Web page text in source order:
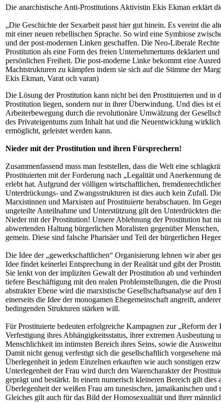
Die anarchistische Anti-Prostitutions Aktivistin Ekis Ekman erklärt
„Die Geschichte der Sexarbeit passt hier gut hinein. Es vereint die
mit einer neuen rebellischen Sprache. So wird eine Symbiose
und der post-modernen Linken geschaffen. Die Neo-Liberale
Prostitution als eine Form des freien Unternehmertums deklariert
persönlichen Freiheit. Die post-moderne Linke bekommt eine
Machtstrukturen zu kämpfen indem sie sich auf die Stimme der
Ekis Ekman, Varat och varan)
Die Lösung der Prostitution kann nicht bei den Prostituierten und in
Prostitution liegen, sondern nur in ihrer Überwindung. Und dies ist
Arbeiterbewegung durch die revolutionäre Umwälzung der
des Privateigentums zum Inhalt hat und die Neuentwicklung
ermöglicht, geleistet werden kann.
Nieder mit der Prostitution und ihren Fürsprechern!
Zusammenfassend muss man feststellen, dass die Welt eine
Prostituierten mit der Forderung nach „Legalität und Anerkennung
erlebt hat. Aufgrund der völligen wirtschaftlichen,
Unterdrückungs- und Zwangsstrukturen ist dies auch kein Zufall.
Marxistinnen und Marxisten auf Prostituierte herabschauen. Im
ungeteilte Anteilnahme und Unterstützung gilt den Unterdrückten
Nieder mit der Prostitution! Unsere Ablehnung der Prostitution hat
abwertenden Haltung bürgerlichen Moralisten gegenüber
gemein. Diese sind falsche Pharisäer und Teil der bürgerlichen
Die Idee der „gewerkschaftlichen“ Organisierung lehnen wir aber
Idee findet keinerlei Entsprechung in der Realität und gibt der
Sie lenkt von der impliziten Gewalt der Prostitution ab und
tiefere Beschäftigung mit den realen Problemstellungen, die die
abstrakter Ebene wird die marxistische Gesellschaftsanalyse auf
einerseits die Idee der monogamen Ehegemeinschaft angreift,
bedingenden Strukturen stärken will.
Für Prostituierte bedeuten erfolgreiche Kampagnen zur „Reform der
Verfestigung ihres Abhängigkeitsstatus, ihrer extremen Ausbeutung
Menschlichkeit im intimsten Bereich ihres Seins, sowie die
Damit nicht genug verfestigt sich die gesellschaftlich vorgesehene
Überlegenheit in jedem Einzelnen erkauften wie auch sonstigen
Unterlegenheit der Frau wird durch den Warencharakter der
geprägt und bestärkt. In einem numerisch kleineren Bereich gilt dies
Überlegenheit der weißen Frau am tunesischen, jamaikanischen und
Gleiches gilt auch für das Bild der Homosexualität und ihrer